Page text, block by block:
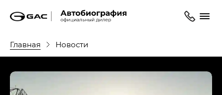
Главная Новости